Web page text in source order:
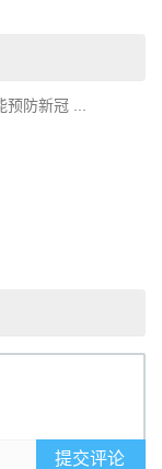
防新冠 ...
提交评论